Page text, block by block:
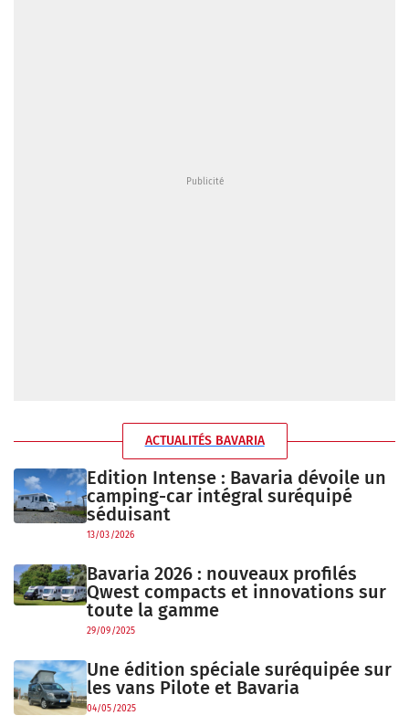
ACTUALITÉS BAVARIA
Edition Intense : Bavaria dévoile un
camping-car intégral suréquipé
séduisant
13/03/2026
Bavaria 2026 : nouveaux profilés
Qwest compacts et innovations sur
toute la gamme
29/09/2025
Une édition spéciale suréquipée sur
les vans Pilote et Bavaria
04/05/2025